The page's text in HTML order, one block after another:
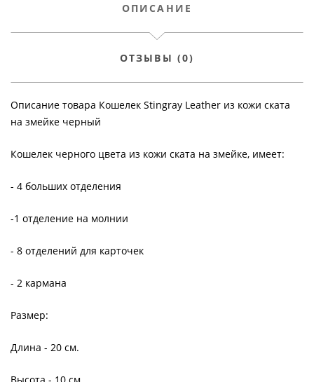
ОПИСАНИЕ
ОТЗЫВЫ (0)
Описание товара Кошелек Stingray Leather из кожи ската
на змейке черный
Кошелек черного цвета из кожи ската на змейке, имеет:
- 4 больших отделения
-1 отделение на молнии
- 8 отделений для карточек
- 2 кармана
Размер:
Длина - 20 см.